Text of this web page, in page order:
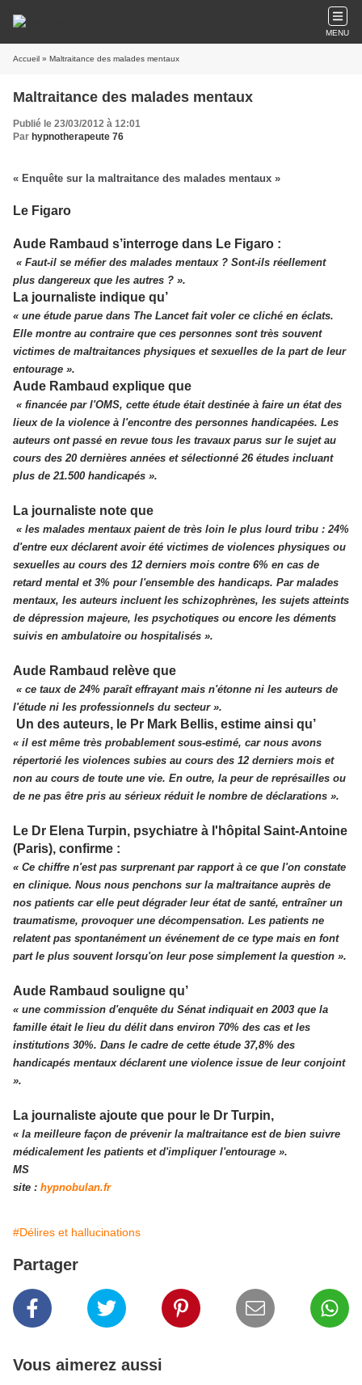
MENU
Accueil » Maltraitance des malades mentaux
Maltraitance des malades mentaux
Publié le 23/03/2012 à 12:01
Par hypnotherapeute 76
« Enquête sur la maltraitance des malades mentaux »
Le Figaro
Aude Rambaud s’interroge dans Le Figaro :
« Faut-il se méfier des malades mentaux ? Sont-ils réellement
plus dangereux que les autres ? ».
La journaliste indique qu’
« une étude parue dans The Lancet fait voler ce cliché en éclats.
Elle montre au contraire que ces personnes sont très souvent
victimes de maltraitances physiques et sexuelles de la part de leur
entourage ».
Aude Rambaud explique que
« financée par l'OMS, cette étude était destinée à faire un état des
lieux de la violence à l'encontre des personnes handicapées. Les
auteurs ont passé en revue tous les travaux parus sur le sujet au
cours des 20 dernières années et sélectionné 26 études incluant
plus de 21.500 handicapés ».
La journaliste note que
« les malades mentaux paient de très loin le plus lourd tribu : 24%
d'entre eux déclarent avoir été victimes de violences physiques ou
sexuelles au cours des 12 derniers mois contre 6% en cas de
retard mental et 3% pour l'ensemble des handicaps. Par malades
mentaux, les auteurs incluent les schizophrènes, les sujets atteints
de dépression majeure, les psychotiques ou encore les déments
suivis en ambulatoire ou hospitalisés ».
Aude Rambaud relève que
« ce taux de 24% paraît effrayant mais n'étonne ni les auteurs de
l'étude ni les professionnels du secteur ».
Un des auteurs, le Pr Mark Bellis, estime ainsi qu’
« il est même très probablement sous-estimé, car nous avons
répertorié les violences subies au cours des 12 derniers mois et
non au cours de toute une vie. En outre, la peur de représailles ou
de ne pas être pris au sérieux réduit le nombre de déclarations ».
Le Dr Elena Turpin, psychiatre à l'hôpital Saint-Antoine
(Paris), confirme :
« Ce chiffre n'est pas surprenant par rapport à ce que l'on constate
en clinique. Nous nous penchons sur la maltraitance auprès de
nos patients car elle peut dégrader leur état de santé, entraîner un
traumatisme, provoquer une décompensation. Les patients ne
relatent pas spontanément un événement de ce type mais en font
part le plus souvent lorsqu'on leur pose simplement la question ».
Aude Rambaud souligne qu’
« une commission d'enquête du Sénat indiquait en 2003 que la
famille était le lieu du délit dans environ 70% des cas et les
institutions 30%. Dans le cadre de cette étude 37,8% des
handicapés mentaux déclarent une violence issue de leur conjoint
».
La journaliste ajoute que pour le Dr Turpin,
« la meilleure façon de prévenir la maltraitance est de bien suivre
médicalement les patients et d'impliquer l'entourage ».
MS
site : hypnobulan.fr
#Délires et hallucinations
Partager
Vous aimerez aussi